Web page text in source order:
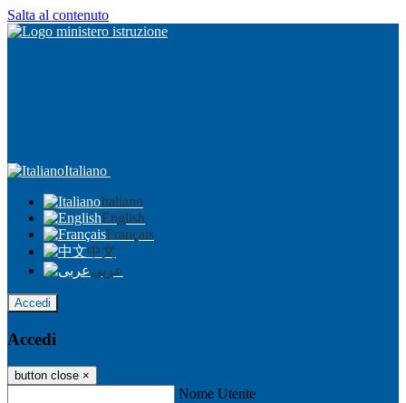
Salta al contenuto
Italiano
Italiano
English
Français
中文
عربى
Accedi
Accedi
button close ×
Nome Utente